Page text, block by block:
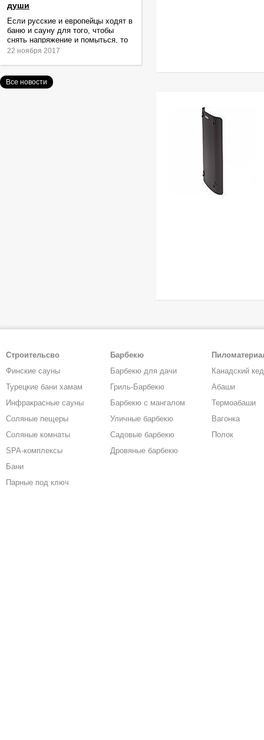
души
Если русские и европейцы ходят в
баню и сауну для того, чтобы
снять напряжение и помыться, то
жители Японии идут туда за
22 ноября 2017
Все новости
Строительсво
Финские сауны
Турецкие бани хамам
Инфракрасные сауны
Соляные пещеры
Соляные комнаты
SPA-комплексы
Бани
Парные под ключ
Барбекю
Барбекю для дачи
Гриль-Барбекю
Барбекю с мангалом
Уличные барбекю
Садовые барбекю
Дровяные барбекю
Канадский
Абаши
Термоабаши
Вагонка
Полок